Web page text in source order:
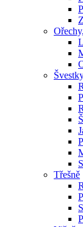
Třešně